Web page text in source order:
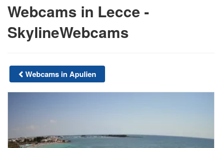
Webcams in Lecce -
SkylineWebcams
Webcams in Apulien